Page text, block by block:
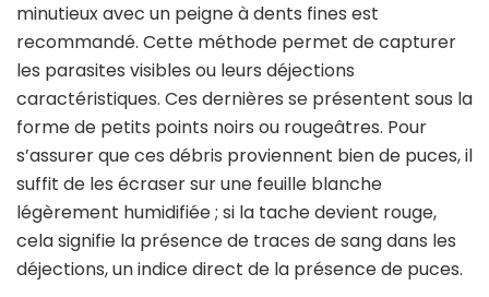
minutieux avec un peigne à dents fines est
recommandé. Cette méthode permet de capturer
les parasites visibles ou leurs déjections
caractéristiques. Ces dernières se présentent sous la
forme de petits points noirs ou rougeâtres. Pour
s’assurer que ces débris proviennent bien de puces, il
suffit de les écraser sur une feuille blanche
légèrement humidifiée ; si la tache devient rouge,
cela signifie la présence de traces de sang dans les
déjections, un indice direct de la présence de puces.